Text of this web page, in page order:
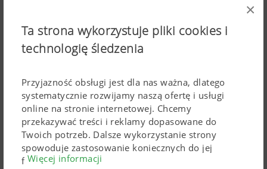
×
Ta strona wykorzystuje pliki cookies i
technologię śledzenia
Przyjazność obsługi jest dla nas ważna, dlatego
systematycznie rozwijamy naszą ofertę i usługi
online na stronie internetowej. Chcemy
przekazywać treści i reklamy dopasowane do
Twoich potrzeb. Dalsze wykorzystanie strony
spowoduje zastosowanie koniecznych do jej
funkcjonowania Cokkies. Spersonalizowane
Więcej informacji
NOVACAT V 9200 ED
Zdjęcia (wysokiej rozdzielczości)